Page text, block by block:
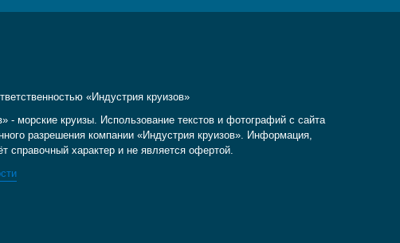
«Индустрия круизов»
- морские круизы. Использование текстов и фотографий с сайта
разрешения компании «Индустрия круизов». Информация,
справочный характер и не является офертой.